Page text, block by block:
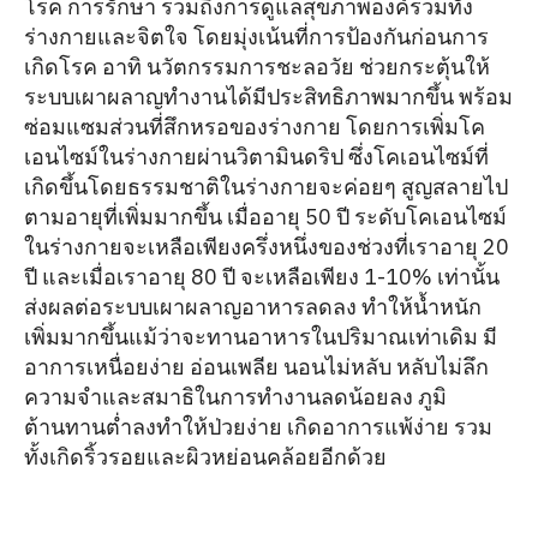
โรค การรักษา รวมถึงการดูแลสุขภาพองค์รวมทั้ง
ร่างกายและจิตใจ โดยมุ่งเน้นที่การป้องกันก่อนการ
เกิดโรค อาทิ นวัตกรรมการชะลอวัย ช่วยกระตุ้นให้
ระบบเผาผลาญทำงานได้มีประสิทธิภาพมากขึ้น พร้อม
ซ่อมแซมส่วนที่สึกหรอของร่างกาย โดยการเพิ่มโค
เอนไซม์ในร่างกายผ่านวิตามินดริป ซึ่งโคเอนไซม์ที่
เกิดขึ้นโดยธรรมชาติในร่างกายจะค่อยๆ สูญสลายไป
ตามอายุที่เพิ่มมากขึ้น เมื่ออายุ 50 ปี ระดับโคเอนไซม์
ในร่างกายจะเหลือเพียงครึ่งหนึ่งของช่วงที่เราอายุ 20
ปี และเมื่อเราอายุ 80 ปี จะเหลือเพียง 1-10% เท่านั้น
ส่งผลต่อระบบเผาผลาญอาหารลดลง ทำให้น้ำหนัก
เพิ่มมากขึ้นแม้ว่าจะทานอาหารในปริมาณเท่าเดิม มี
อาการเหนื่อยง่าย อ่อนเพลีย นอนไม่หลับ หลับไม่ลึก
ความจำและสมาธิในการทำงานลดน้อยลง ภูมิ
ต้านทานต่ำลงทำให้ป่วยง่าย เกิดอาการแพ้ง่าย รวม
ทั้งเกิดริ้วรอยและผิวหย่อนคล้อยอีกด้วย